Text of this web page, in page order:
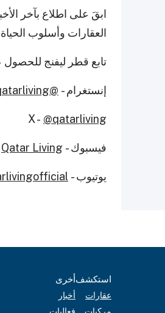
ابقَ على اطلاع بآخر
العقارات وأسلوب
تابع قطر ليفنج للحصول
إنستغرام - @qatarliving
X - @qatarliving
فيسبوك - Qatar Living
يوتيوب -
استكشف
عقارات
أخرى
أخبار